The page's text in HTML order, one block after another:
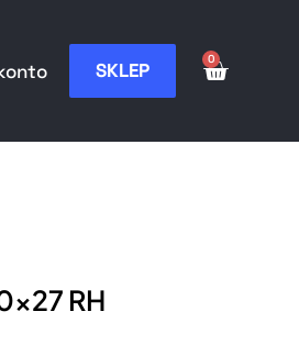
SKLEP 0
RH